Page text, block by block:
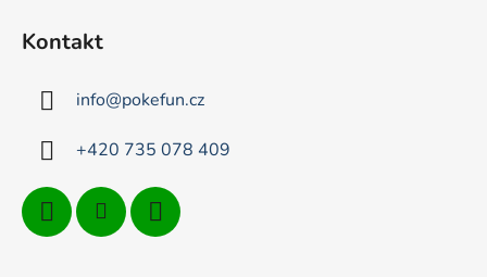
Kontakt
info@pokefun.cz
+420 735 078 409